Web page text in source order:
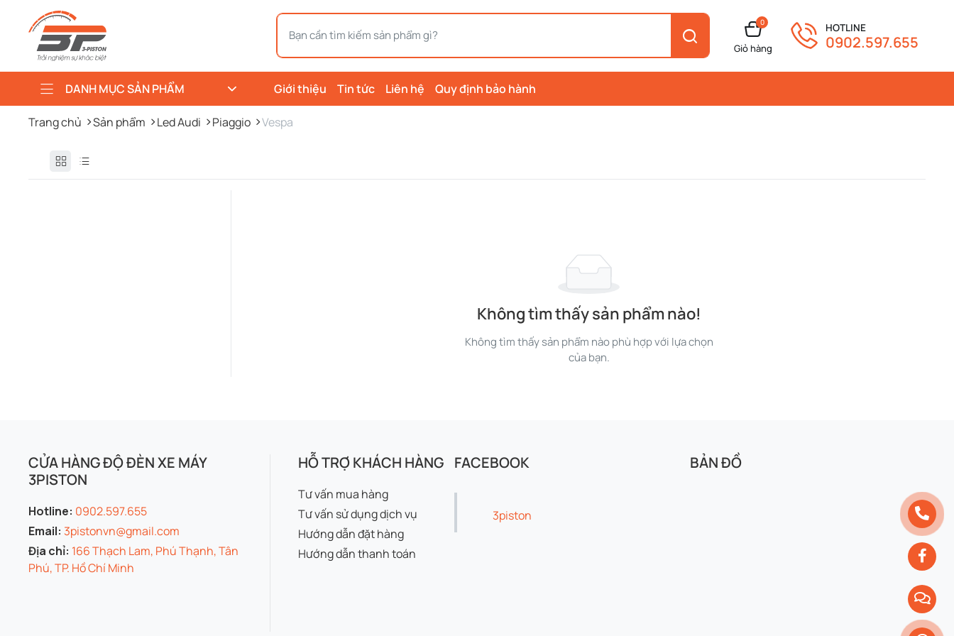
0
Giỏ hàng
HOTLINE
0902.597.655
DANH MỤC SẢN PHẨM Giới thiệu Tin tức Liên hệ Quy định bảo hành
Trang chủ Sản phẩm Led Audi Piaggio Vespa
Không tìm thấy sản phẩm nào!
Không tìm thấy sản phẩm nào phù hợp với lựa chọn
của bạn.
CỬA HÀNG ĐỘ ĐÈN XE MÁY
3PISTON
Hotline: 0902.597.655
Email: 3pistonvn@gmail.com
Địa chỉ: 166 Thạch Lam, Phú Thạnh, Tân
Phú, TP. Hồ Chí Minh
HỖ TRỢ KHÁCH HÀNG
Tư vấn mua hàng
Tư vấn sử dụng dịch vụ
Hướng dẫn đặt hàng
Hướng dẫn thanh toán
FACEBOOK
3piston
BẢN ĐỒ